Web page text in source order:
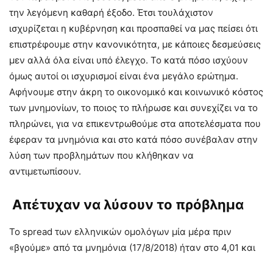
την λεγόμενη καθαρή έξοδο. Έτσι τουλάχιστον
ισχυρίζεται η κυβέρνηση και προσπαθεί να μας πείσει ότι
επιστρέφουμε στην κανονικότητα, με κάποιες δεσμεύσεις
μεν αλλά όλα είναι υπό έλεγχο. Το κατά πόσο ισχύουν
όμως αυτοί οι ισχυρισμοί είναι ένα μεγάλο ερώτημα.
Αφήνουμε στην άκρη το οικονομικό και κοινωνικό κόστος
των μνημονίων, το ποιος το πλήρωσε και συνεχίζει να το
πληρώνει, για να επικεντρωθούμε στα αποτελέσματα που
έφεραν τα μνημόνια και στο κατά πόσο συνέβαλαν στην
λύση των προβλημάτων που κλήθηκαν να
αντιμετωπίσουν.
Απέτυχαν να λύσουν το πρόβλημα
Το spread των ελληνικών ομολόγων μία μέρα πριν
«βγούμε» από τα μνημόνια (17/8/2018) ήταν στο 4,01 και